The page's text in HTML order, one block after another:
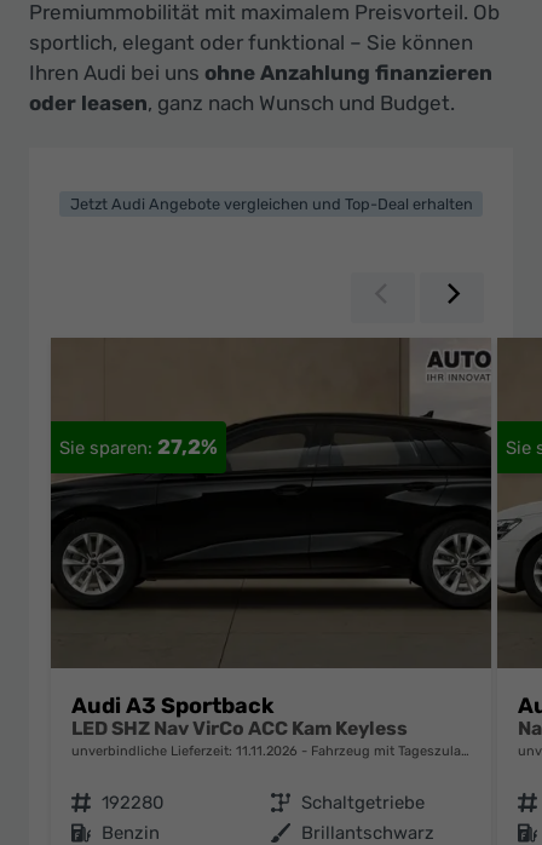
Preisen
-
Ihr
Premiummobilität mit maximalem Preisvorteil. Ob
sportlich, elegant oder funktional – Sie können
Ihren Audi bei uns ohne Anzahlung finanzieren
oder leasen, ganz nach Wunsch und Budget.
Jetzt Audi Angebote vergleichen und Top-Deal erhalten
Zurück
27,2%
Audi A3 Sportback
LED SHZ Nav VirCo ACC Kam Keyless
unverbindliche Lieferzeit: 11.11.2026 Fahrzeug mit Tageszulassung
Fahrzeugnr. 192280 Getriebe Schaltgetriebe
Kraftstoff Benzin Außenfarbe Brillantschwarz
Fahrzeugnr.
Kraftstoff